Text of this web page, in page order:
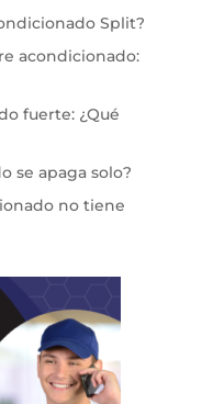
Split?
acondicionado:
fuerte: ¿Qué
se apaga solo?
no tiene